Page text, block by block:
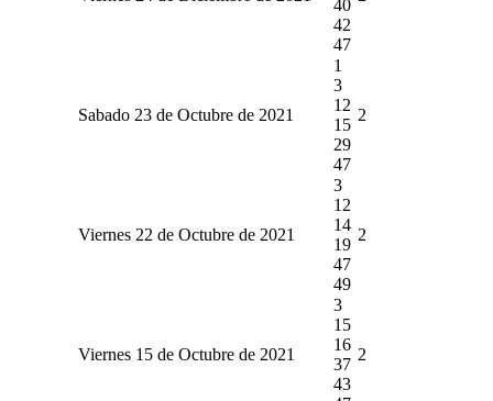
40
42
47
Sabado 23 de Octubre de 2021
1
3
12
15
29
47
2
Viernes 22 de Octubre de 2021
3
12
14
19
47
49
2
Viernes 15 de Octubre de 2021
3
15
16
37
43
2